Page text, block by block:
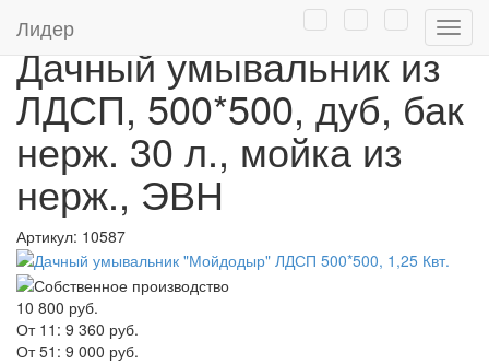
Лидер
Дачные умывальники
Дачный умывальник из
ЛДСП, 500*500, дуб, бак
нерж. 30 л., мойка из
нерж., ЭВН
Артикул: 10587
10 800 руб.
От 11: 9 360 руб.
От 51: 9 000 руб.